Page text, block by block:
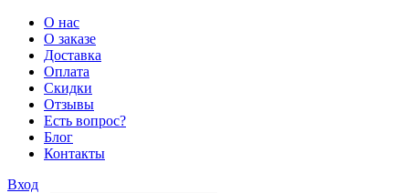
О нас
О заказе
Доставка
Оплата
Скидки
Отзывы
Есть вопрос?
Блог
Контакты
Вход